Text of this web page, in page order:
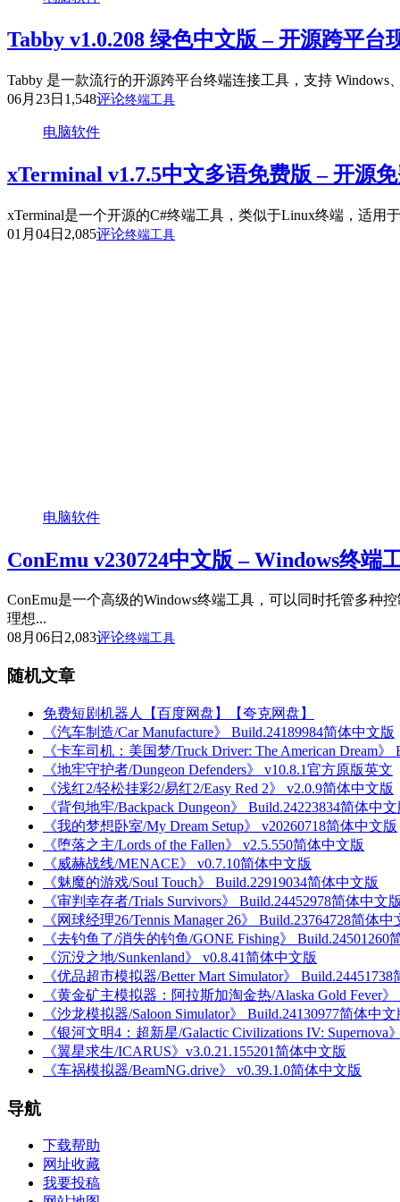
Tabby v1.0.208 绿色中文版 – 开源跨平台
Tabby 是一款流行的开源跨平台终端连接工具，支持
06月23日 1,548评论终端工具
电脑软件
xTerminal v1.7.5中文多语免费版 – 开源
xTerminal是一个开源的C#终端工具，类似于Linux终端，适
01月04日 2,085评论终端工具
电脑软件
ConEmu v230724中文版 – Windows终端
ConEmu是一个高级的Windows终端工具，可以同时托管多
理想...
08月06日 2,083评论终端工具
随机文章
免费短剧机器人【百度网盘】【夸克网盘】
《汽车制造/Car Manufacture》 Build.24189984简体中文版
《卡车司机：美国梦/Truck Driver: The American Dream
《地牢守护者/Dungeon Defenders》 v10.8.1官方原版英文
《浅红2/轻松挂彩2/易红2/Easy Red 2》 v2.0.9简体中文版
《背包地牢/Backpack Dungeon》 Build.24223834简体中
《我的梦想卧室/My Dream Setup》 v20260718简体中文版
《堕落之主/Lords of the Fallen》 v2.5.550简体中文版
《威赫战线/MENACE》 v0.7.10简体中文版
《魅魔的游戏/Soul Touch》 Build.22919034简体中文版
《审判幸存者/Trials Survivors》 Build.24452978简体中文
《网球经理26/Tennis Manager 26》 Build.23764728简体中
《去钓鱼了/消失的钓鱼/GONE Fishing》 Build.24501260
《沉没之地/Sunkenland》 v0.8.41简体中文版
《优品超市模拟器/Better Mart Simulator》
《黄金矿主模拟器：阿拉斯加淘金热/Alaska Gold Fever
《沙龙模拟器/Saloon Simulator》 Build.24130977简体中文
《银河文明4：超新星/Galactic Civilizations IV: Supernova
《翼星求生/ICARUS》v3.0.21.155201简体中文版
《车祸模拟器/BeamNG.drive》 v0.39.1.0简体中文版
导航
下载帮助
网址收藏
我要投稿